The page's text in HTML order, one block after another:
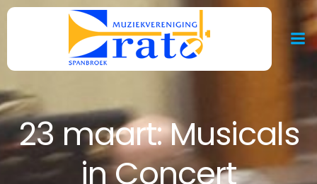
Ga
naar
de
inhoud
23 maart: Musicals
in Concert